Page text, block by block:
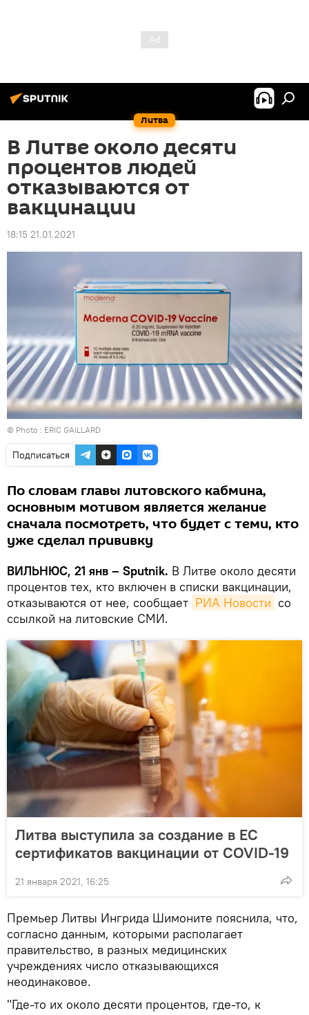
Литва
В Литве около десяти
процентов людей
отказываются от
вакцинации
18:15 21.01.2021
© Photo : ERIC GAILLARD
Подписаться
По словам главы литовского кабмина,
основным мотивом является желание
сначала посмотреть, что будет с теми, кто
уже сделал прививку
ВИЛЬНЮС, 21 янв – Sputnik. В Литве около десяти
процентов тех, кто включен в списки вакцинации,
отказываются от нее, сообщает РИА Новости со
ссылкой на литовские СМИ.
Литва выступила за создание в ЕС
сертификатов вакцинации от COVID-19
21 января 2021, 16:25
Премьер Литвы Ингрида Шимоните пояснила, что,
согласно данным, которыми располагает
правительство, в разных медицинских
учреждениях число отказывающихся
неодинаковое.
"Где-то их около десяти процентов, где-то, к